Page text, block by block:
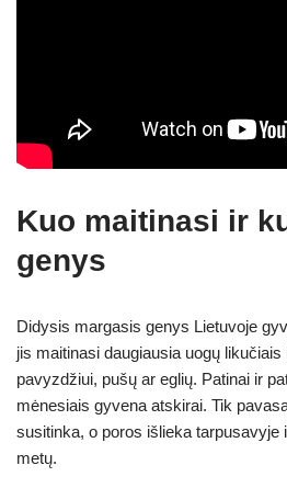
Kuo maitinasi ir
genys
Didysis margasis genys Lietuvoje
jis maitinasi daugiausia uogų
pavyzdžiui, pušų ar eglių. Patinai ir
mėnesiais gyvena atskirai. Tik
susitinka, o poros išlieka
metų.